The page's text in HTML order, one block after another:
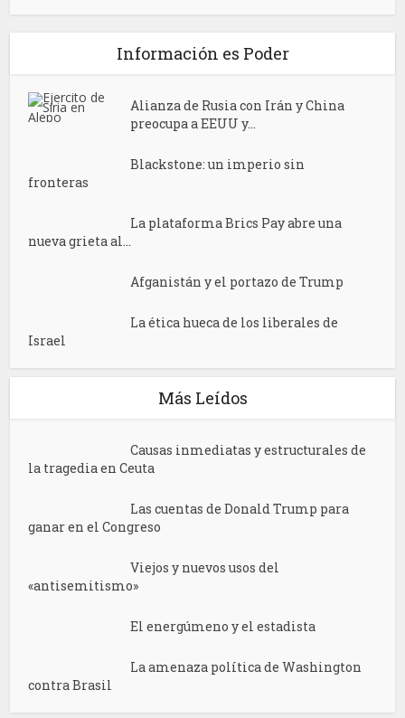
Información es Poder
Alianza de Rusia con Irán y China
preocupa a EEUU y...
Blackstone: un imperio sin
fronteras
La plataforma Brics Pay abre una
nueva grieta al...
Afganistán y el portazo de Trump
La ética hueca de los liberales de
Israel
Más Leídos
Causas inmediatas y estructurales de
la tragedia en Ceuta
Las cuentas de Donald Trump para
ganar en el Congreso
Viejos y nuevos usos del
«antisemitismo»
El energúmeno y el estadista
La amenaza política de Washington
contra Brasil